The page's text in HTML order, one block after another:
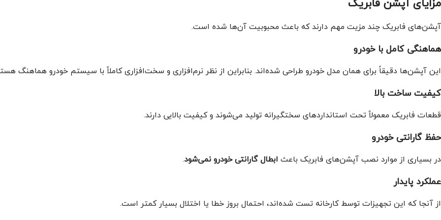
مزایای آپشن فابریک
آپشن‌های فابریک چند مزیت مهم دارند که باعث محبوبیت آن‌ها شده است.
هماهنگی کامل با خودرو
این آپشن‌ها دقیقاً برای همان مدل خودرو طراحی شده‌اند. بنابراین از نظر نرم‌افزاری و سخت‌افزاری کاملاً با سیستم خودرو هماهنگ
کیفیت ساخت بالا
قطعات فابریک معمولاً تحت استانداردهای سختگیرانه تولید می‌شوند و کیفیت بالایی دارند.
حفظ گارانتی خودرو
در بسیاری از موارد نصب آپشن‌های فابریک باعث ابطال گارانتی خودرو نمی‌شود.
عملکرد پایدار
از آنجا که این تجهیزات توسط کارخانه تست شده‌اند، احتمال بروز خطا یا اختلال بسیار کمتر است.